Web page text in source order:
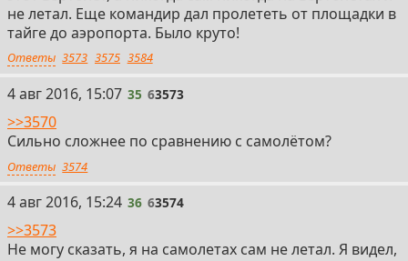
не летал. Еще командир дал пролететь от площадки в
тайге до аэропорта. Было круто!
Ответы 3573 3575 3584
35
4 авг 2016, 15:07 35 63573
>>3570
Сильно сложнее по сравнению с самолётом?
Ответы 3574
36
4 авг 2016, 15:24 36 63574
>>3573
Не могу сказать, я на самолетах сам не летал. Я видел,